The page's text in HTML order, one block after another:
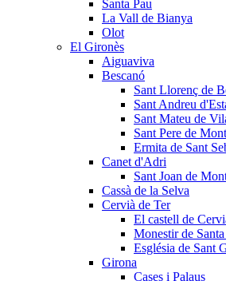
Santa Pau
La Vall de Bianya
Olot
El Gironès
Aiguaviva
Bescanó
Sant Llorenç de
Sant Andreu
Sant Mateu de
Sant Pere de
Ermita de Sant
Canet d'Adri
Sant Joan de
Cassà de la Selva
Cervià de Ter
El castell de
Monestir de
Església de Sant
Girona
Cases i Palaus